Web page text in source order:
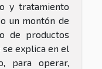
y tratamiento
un montón de
de productos
explica en el
para operar,